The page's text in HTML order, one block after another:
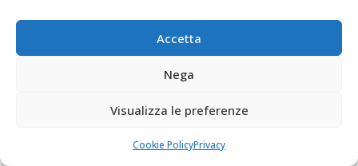
Accetta
Nega
Visualizza le preferenze
Cookie PolicyPrivacy